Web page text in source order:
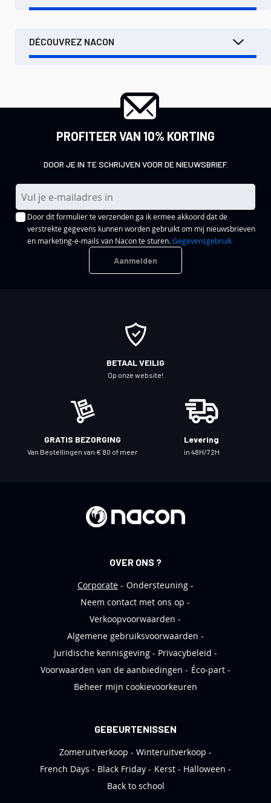
DÉCOUVREZ NACON
PROFITEER VAN 10% KORTING
DOOR JE IN TE SCHRIJVEN VOOR DE NIEUWSBRIEF.
A
b
o
Door dit formulier te verzenden ga ik ermee akkoord dat de
verstrekte gegevens kunnen worden gebruikt om mij nieuwsbrieven
en marketing-e-mails van Nacon te sturen.Gegevensgebruik
Aanmelden
BETAAL VEILIG
Op onze website!
GRATIS BEZORGING
Van Bestellingen van € 80 of meer
Levering
in 48H/72H
OVER ONS ?
Corporate
Ondersteuning
Neem contact met ons op
Verkoopvoorwaarden
Algemene gebruiksvoorwaarden
Juridische kennisgeving
Privacybeleid
Voorwaarden van de aanbiedingen
Éco-part
Beheer mijn cookievoorkeuren
GEBEURTENISSEN
Zomeruitverkoop
Winteruitverkoop
French Days
Black Friday Kerst
Halloween
Back to school